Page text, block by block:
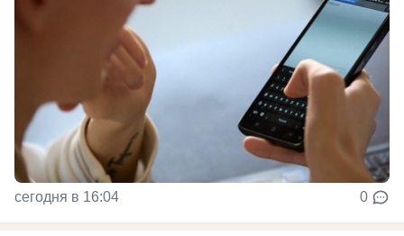
сегодня в 16:04 0